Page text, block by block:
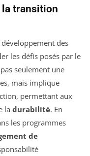
la transition
des
les défis posés par le
pas seulement une
mais implique
permettant aux
la durabilité. En
les programmes
de